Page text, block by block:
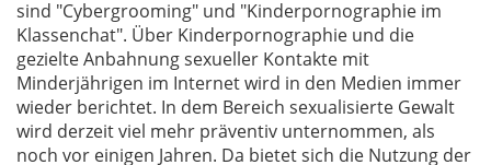
sind "Cybergrooming" und "Kinderpornographie im
Klassenchat". Über Kinderpornographie und die
gezielte Anbahnung sexueller Kontakte mit
Minderjährigen im Internet wird in den Medien immer
wieder berichtet. In dem Bereich sexualisierte Gewalt
wird derzeit viel mehr präventiv unternommen, als
noch vor einigen Jahren. Da bietet sich die Nutzung der